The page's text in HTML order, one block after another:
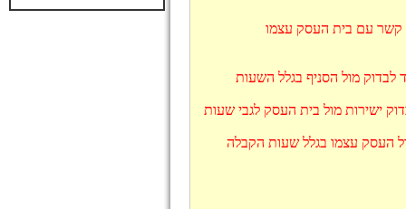
קשר עם בית העסק עצמו
לבדוק מול הסניף בגלל השעות
ישירות מול בית העסק לגבי שעות
העסק עצמו בגלל שעות הקבלה